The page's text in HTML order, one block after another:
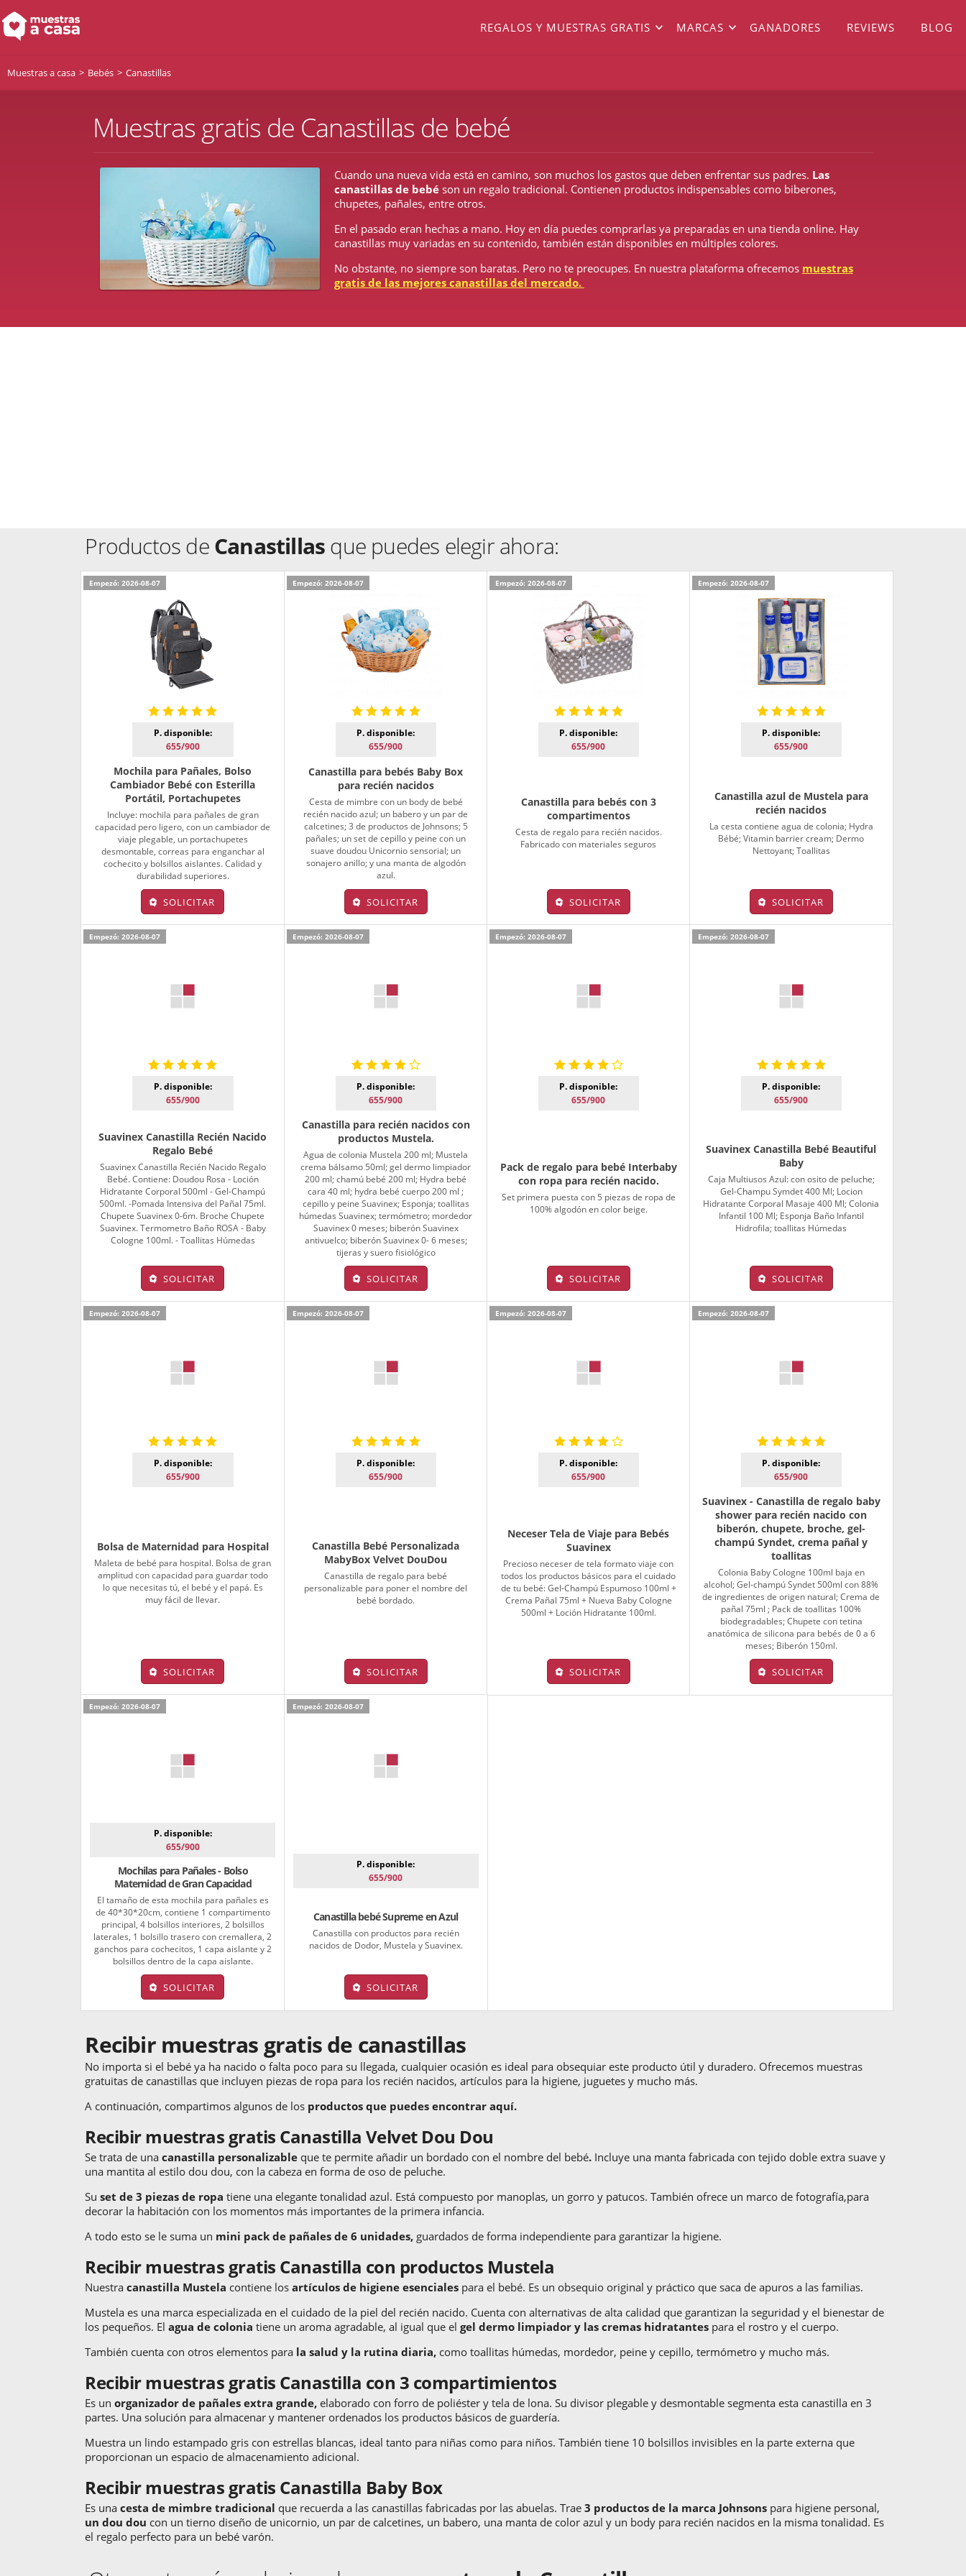
REGALOS Y MUESTRAS GRATIS MARCAS GANADORES REVIEWS BLOG
Muestras a casa Bebés Canastillas
Muestras gratis de Canastillas de bebé
Cuando una nueva vida está en camino, son muchos los gastos que deben enfrentar sus padres. Las
canastillas de bebé son un regalo tradicional. Contienen productos indispensables como biberones,
chupetes, pañales, entre otros.
En el pasado eran hechas a mano. Hoy en día puedes comprarlas ya preparadas en una tienda online. Hay
canastillas muy variadas en su contenido, también están disponibles en múltiples colores.
No obstante, no siempre son baratas. Pero no te preocupes. En nuestra plataforma ofrecemos muestras
gratis de las mejores canastillas del mercado.
Productos deCanastillasque puedes elegir ahora:
Empezó: 2026-08-07
P. disponible:
655/900
Mochila para Pañales, Bolso
Cambiador Bebé con Esterilla
Portátil, Portachupetes
Incluye: mochila para pañales de gran
capacidad pero ligero, con un cambiador de
viaje plegable, un portachupetes
desmontable, correas para enganchar al
cochecito y bolsillos aislantes. Calidad y
durabilidad superiores.
SOLICITAR
Empezó: 2026-08-07
P. disponible:
655/900
Canastilla para bebés Baby Box
para recién nacidos
Cesta de mimbre con un body de bebé
recién nacido azul; un babero y un par de
calcetines; 3 de productos de Johnsons; 5
pañales; un set de cepillo y peine con un
suave doudou Unicornio sensorial; un
sonajero anillo; y una manta de algodón
azul.
SOLICITAR
Empezó: 2026-08-07
P. disponible:
655/900
Canastilla para bebés con 3
compartimentos
Cesta de regalo para recién nacidos.
Fabricado con materiales seguros
SOLICITAR
Empezó: 2026-08-07
P. disponible:
655/900
Canastilla azul de Mustela para
recién nacidos
La cesta contiene agua de colonia; Hydra
Bébé; Vitamin barrier cream; Dermo
Nettoyant; Toallitas
SOLICITAR
Empezó: 2026-08-07
P. disponible:
655/900
Suavinex Canastilla Recién Nacido
Regalo Bebé
Suavinex Canastilla Recién Nacido Regalo
Bebé. Contiene: Doudou Rosa - Loción
Hidratante Corporal 500ml - Gel-Champú
500ml. -Pomada Intensiva del Pañal 75ml.
Chupete Suavinex 0-6m. Broche Chupete
Suavinex. Termometro Baño ROSA - Baby
Cologne 100ml. - Toallitas Húmedas
SOLICITAR
Empezó: 2026-08-07
P. disponible:
655/900
Canastilla para recién nacidos con
productos Mustela.
Agua de colonia Mustela 200 ml; Mustela
crema bálsamo 50ml; gel dermo limpiador
200 ml; chamú bebé 200 ml; Hydra bebé
cara 40 ml; hydra bebé cuerpo 200 ml ;
cepillo y peine Suavinex; Esponja; toallitas
húmedas Suavinex; termómetro; mordedor
Suavinex 0 meses; biberón Suavinex
antivuelco; biberón Suavinex 0- 6 meses;
tijeras y suero fisiológico
SOLICITAR
Empezó: 2026-08-07
P. disponible:
655/900
Pack de regalo para bebé Interbaby
con ropa para recién nacido.
Set primera puesta con 5 piezas de ropa de
100% algodón en color beige.
SOLICITAR
Empezó: 2026-08-07
P. disponible:
655/900
Suavinex Canastilla Bebé Beautiful
Baby
Caja Multiusos Azul: con osito de peluche;
Gel-Champu Symdet 400 Ml; Locion
Hidratante Corporal Masaje 400 Ml; Colonia
Infantil 100 Ml; Esponja Baño Infantil
Hidrofila; toallitas Húmedas
SOLICITAR
Empezó: 2026-08-07
P. disponible:
655/900
Bolsa de Maternidad para Hospital
Maleta de bebé para hospital. Bolsa de gran
amplitud con capacidad para guardar todo
lo que necesitas tú, el bebé y el papá. Es
muy fácil de llevar.
SOLICITAR
Empezó: 2026-08-07
P. disponible:
655/900
Canastilla Bebé Personalizada
MabyBox Velvet DouDou
Canastilla de regalo para bebé
personalizable para poner el nombre del
bebé bordado.
SOLICITAR
Empezó: 2026-08-07
P. disponible:
655/900
Neceser Tela de Viaje para Bebés
Suavinex
Precioso neceser de tela formato viaje con
todos los productos básicos para el cuidado
de tu bebé: Gel-Champú Espumoso 100ml +
Crema Pañal 75ml + Nueva Baby Cologne
500ml + Loción Hidratante 100ml.
SOLICITAR
Empezó: 2026-08-07
P. disponible:
655/900
Suavinex - Canastilla de regalo baby
shower para recién nacido con
biberón, chupete, broche, gel-
champú Syndet, crema pañal y
toallitas
Colonia Baby Cologne 100ml baja en
alcohol; Gel-champú Syndet 500ml con 88%
de ingredientes de origen natural; Crema de
pañal 75ml ; Pack de toallitas 100%
biodegradables; Chupete con tetina
anatómica de silicona para bebés de 0 a 6
meses; Biberón 150ml.
SOLICITAR
Empezó: 2026-08-07
P. disponible:
655/900
Mochilas para Pañales - Bolso
Maternidad de Gran Capacidad
El tamaño de esta mochila para pañales es
de 40*30*20cm, contiene 1 compartimento
principal, 4 bolsillos interiores, 2 bolsillos
laterales, 1 bolsillo trasero con cremallera, 2
ganchos para cochecitos, 1 capa aislante y 2
bolsillos dentro de la capa aislante.
SOLICITAR
Empezó: 2026-08-07
P. disponible:
655/900
Canastilla bebé Supreme en Azul
Canastilla con productos para recién
nacidos de Dodor, Mustela y Suavinex.
SOLICITAR
Recibir muestras gratis de canastillas
No importa si el bebé ya ha nacido o falta poco para su llegada, cualquier ocasión es ideal para obsequiar este producto útil y duradero. Ofrecemos muestras
gratuitas de canastillas que incluyen piezas de ropa para los recién nacidos, artículos para la higiene, juguetes y mucho más.
A continuación, compartimos algunos de los productos que puedes encontrar aquí.
Recibir muestras gratis Canastilla Velvet Dou Dou
Se trata de unacanastilla personalizable que te permite añadir un bordado con el nombre del bebé. Incluye una manta fabricada con tejido doble extra suave y
una mantita al estilo dou dou, con la cabeza en forma de oso de peluche.
Suset de 3 piezas de ropa tiene una elegante tonalidad azul. Está compuesto por manoplas, un gorro y patucos. También ofrece un marco de fotografía,para
decorar la habitación con los momentos más importantes de la primera infancia.
A todo esto se le suma un mini pack de pañales de 6 unidades, guardados de forma independiente para garantizar la higiene.
Recibir muestras gratis Canastilla con productos Mustela
Nuestra canastilla Mustela contiene losartículos de higiene esenciales para el bebé. Es un obsequio original y práctico que saca de apuros a las familias.
Mustela es una marca especializada en el cuidado de la piel del recién nacido. Cuenta con alternativas de alta calidad que garantizan la seguridad y el bienestar de
los pequeños. Elagua de colonia tiene un aroma agradable, al igual que elgel dermo limpiador y las cremas hidratantes para el rostro y el cuerpo.
También cuenta con otros elementos para la salud y la rutina diaria, como toallitas húmedas, mordedor, peine y cepillo, termómetro y mucho más.
Recibir muestras gratis Canastilla con 3 compartimientos
Es unorganizador de pañales extra grande, elaborado con forro de poliéster y tela de lona. Su divisor plegable y desmontable segmenta esta canastilla en 3
partes. Una solución para almacenar y mantener ordenados los productos básicos de guardería.
Muestra un lindo estampado gris con estrellas blancas, ideal tanto para niñas como para niños. También tiene 10 bolsillos invisibles en la parte externa que
proporcionan un espacio de almacenamiento adicional.
Recibir muestras gratis Canastilla Baby Box
Es una cesta de mimbre tradicional que recuerda a las canastillas fabricadas por las abuelas. Trae3 productos de la marca Johnsons para higiene personal,
un dou dou con un tierno diseño de unicornio, un par de calcetines, un babero, una manta de color azul y un body para recién nacidos en la misma tonalidad. Es
el regalo perfecto para un bebé varón.